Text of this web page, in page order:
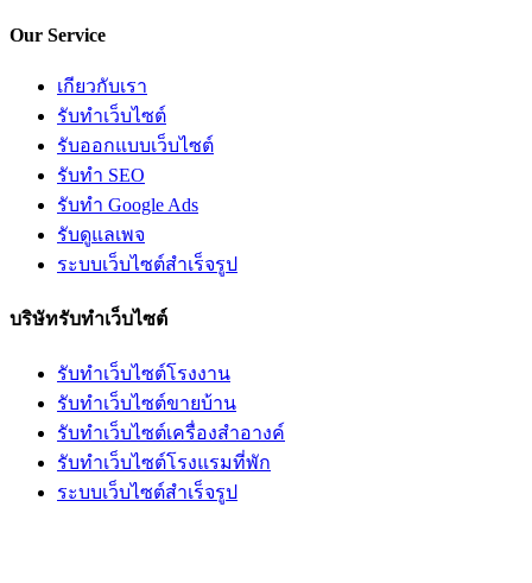
Our Service
เกียวกับเรา
รับทำเว็บไซต์
รับออกแบบเว็บไซต์
รับทำ SEO
รับทำ Google Ads
รับดูแลเพจ
ระบบเว็บไซต์สำเร็จรูป
บริษัทรับทำเว็บไซต์
รับทำเว็บไซต์โรงงาน
รับทำเว็บไซต์ขายบ้าน
รับทำเว็บไซต์เครื่องสำอางค์
รับทำเว็บไซต์โรงแรมที่พัก
ระบบเว็บไซต์สำเร็จรูป